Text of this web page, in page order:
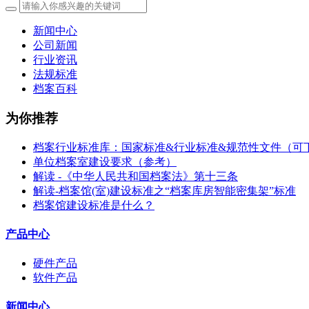
新闻中心
公司新闻
行业资讯
法规标准
档案百科
为你推荐
档案行业标准库：国家标准&行业标准&规范性文件（可
单位档案室建设要求（参考）
解读 -《中华人民共和国档案法》第十三条
解读-档案馆(室)建设标准之“档案库房智能密集架”标准
档案馆建设标准是什么？
产品中心
硬件产品
软件产品